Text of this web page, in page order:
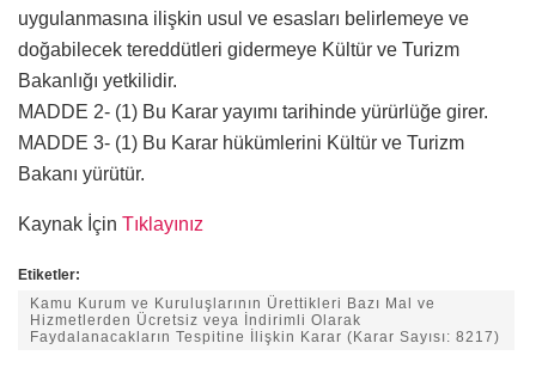
uygulanmasına ilişkin usul ve esasları belirlemeye ve
doğabilecek tereddütleri gidermeye Kültür ve Turizm
Bakanlığı yetkilidir.
MADDE 2- (1) Bu Karar yayımı tarihinde yürürlüğe girer.
MADDE 3- (1) Bu Karar hükümlerini Kültür ve Turizm
Bakanı yürütür.
Kaynak İçin Tıklayınız
Etiketler:
Kamu Kurum ve Kuruluşlarının Ürettikleri Bazı Mal ve
Hizmetlerden Ücretsiz veya İndirimli Olarak
Faydalanacakların Tespitine İlişkin Karar (Karar Sayısı: 8217)